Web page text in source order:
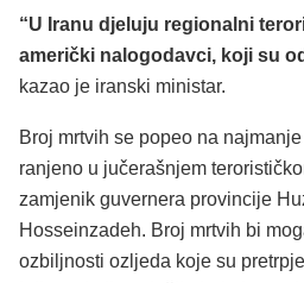
“U Iranu djeluju regionalni
američki nalogodavci, koji su
kazao je iranski ministar.
Broj mrtvih se popeo na
ranjeno u jučerašnjem
zamjenik guvernera provincije
Hosseinzadeh. Broj mrtvih bi
ozbiljnosti ozljeda koje su